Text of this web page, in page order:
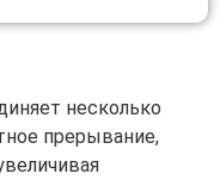
несколько
прерывание,